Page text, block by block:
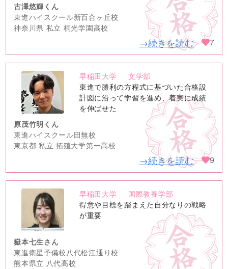
古澤悠輝くん
東進ハイスクール新百合ヶ丘校
神奈川県 私立 桐光学園高校
→続きを読む 7
no
image
早稲田大学
文学部
東進で勝利の方程式に基づいた合格設
計図に沿って学習を進め、着実に成績
を伸ばせた
原茂竹明くん
東進ハイスクール田無校
東京都 私立 拓殖大学第一高校
→続きを読む 9
no
image
早稲田大学
国際教養学部
得意や目標を踏まえた自分なりの戦略
が重要
嶽本七生さん
東進衛星予備校八代松江通り校
熊本県立 八代高校